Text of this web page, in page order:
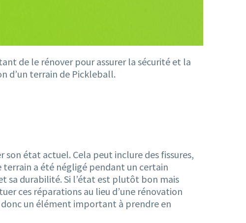
de le rénover pour assurer la sécurité et la
d’un terrain de Pickleball.
son état actuel. Cela peut inclure des fissures,
terrain a été négligé pendant un certain
sa durabilité. Si l’état est plutôt bon mais
ces réparations au lieu d’une rénovation
un élément important à prendre en